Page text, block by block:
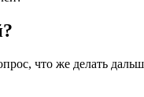
что же делать